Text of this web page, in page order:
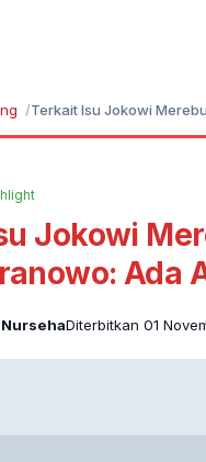
Terkait Isu Jokowi
Jokowi
Ada
Diterbitkan 01